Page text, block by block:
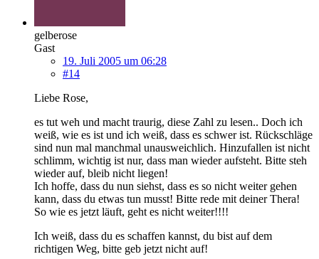
gelberose
Gast
19. Juli 2005 um 06:28
#14
Liebe Rose,
es tut weh und macht traurig, diese Zahl zu lesen.. Doch ich
weiß, wie es ist und ich weiß, dass es schwer ist. Rückschläge
sind nun mal manchmal unausweichlich. Hinzufallen ist nicht
schlimm, wichtig ist nur, dass man wieder aufsteht. Bitte steh
wieder auf, bleib nicht liegen!
Ich hoffe, dass du nun siehst, dass es so nicht weiter gehen
kann, dass du etwas tun musst! Bitte rede mit deiner Thera!
So wie es jetzt läuft, geht es nicht weiter!!!!
Ich weiß, dass du es schaffen kannst, du bist auf dem
richtigen Weg, bitte geb jetzt nicht auf!